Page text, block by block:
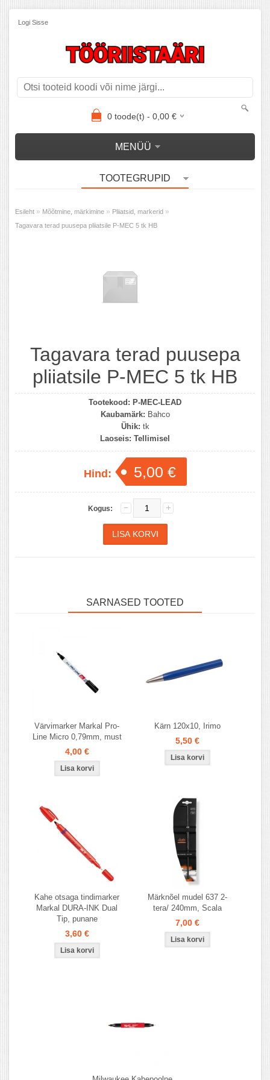
Logi Sisse
0toode(t) - 0,00€
MENÜÜ
TOOTEGRUPID
Esileht » Mõõtmine, märkimine » Pliiatsid, markerid »
Tagavara terad puusepa pliiatsile P-MEC 5 tk HB
Tagavara terad puusepa
pliiatsile P-MEC 5 tk HB
Tootekood: P-MEC-LEAD
Kaubamärk: Bahco
Ühik: tk
Laoseis: Tellimisel
Hind: 5,00 €
Kogus:
SARNASED TOOTED
Värvimarker Markal Pro-
Line Micro 0,79mm, must
4,00 €
Kärn 120x10, Irimo
5,50 €
Kahe otsaga tindimarker
Markal DURA-INK Dual
Tip, punane
3,60 €
Märknõel mudel 637 2-
tera/ 240mm, Scala
7,00 €